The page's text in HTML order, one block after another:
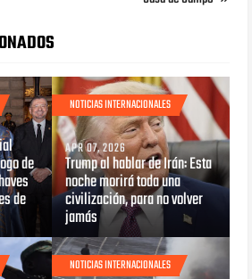
de
de
NOTICIAS INTERNACIONALES
APR 07, 2026
Trump al hablar de Irán: Esta
noche morirá toda una
civilización, para no volver
jamás
NOTICIAS INTERNACIONALES